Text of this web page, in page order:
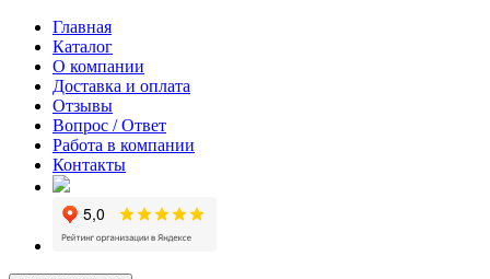
Главная
Каталог
О компании
Доставка и оплата
Отзывы
Вопрос / Ответ
Работа в компании
Контакты